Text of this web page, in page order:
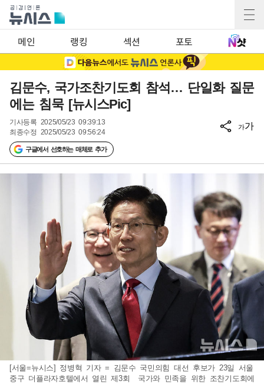
메인 랭킹 섹션 포토
김문수, 국가조찬기도회 참석… 단일화 질문
에는 침묵 [뉴시스Pic]
기사등록 2025/05/23 09:39:13
최종수정 2025/05/23 09:56:24
구글에서 선호하는 매체로 추가
가가
[서울=뉴시스] 정병혁 기자 = 김문수 국민의힘 대선 후보가 23일 서울
중구 더플라자호텔에서 열린 제3회 국가와 민족을 위한 조찬기도회에